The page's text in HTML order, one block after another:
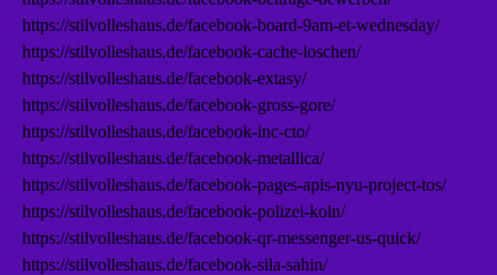
https://stilvolleshaus.de/facebook-board-9am-et-wednesday/
https://stilvolleshaus.de/facebook-cache-loschen/
https://stilvolleshaus.de/facebook-extasy/
https://stilvolleshaus.de/facebook-gross-gore/
https://stilvolleshaus.de/facebook-inc-cto/
https://stilvolleshaus.de/facebook-metallica/
https://stilvolleshaus.de/facebook-pages-apis-nyu-project-tos/
https://stilvolleshaus.de/facebook-polizei-koln/
https://stilvolleshaus.de/facebook-qr-messenger-us-quick/
https://stilvolleshaus.de/facebook-sila-sahin/